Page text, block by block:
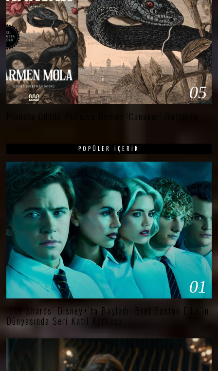
05
Planeta Ödüllü Polisiye Roman ‘Canavar’ Raflarda
POPÜLER İÇERIK
01
‘The Shards’ Disney+’ta Başladı: Bret Easton Ellis’in
Dünyasında Seri Katil Korkusu